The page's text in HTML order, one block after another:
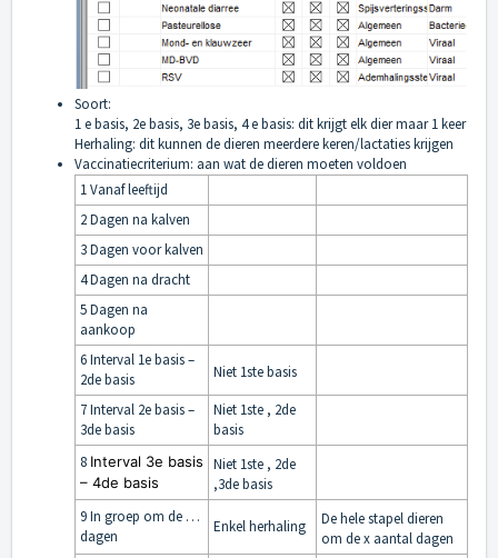
Soort:
1 e basis, 2e basis, 3e basis, 4 e basis: dit krijgt elk dier maar 1 keer
Herhaling: dit kunnen de dieren meerdere keren/lactaties krijgen
Vaccinatiecriterium: aan wat de dieren moeten voldoen
1 Vanaf leeftijd
2 Dagen na kalven
3 Dagen voor kalven
4 Dagen na dracht
5 Dagen na
aankoop
6 Interval 1e basis –
2de basis
Niet 1ste basis
7 Interval 2e basis –
3de basis
Niet 1ste , 2de
basis
8 Interval 3e basis
– 4de basis
Niet 1ste , 2de
,3de basis
9 In groep om de …
dagen
Enkel herhaling
De hele stapel dieren
om de x aantal dagen